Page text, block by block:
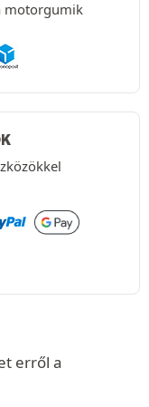
motorgumik
erről a